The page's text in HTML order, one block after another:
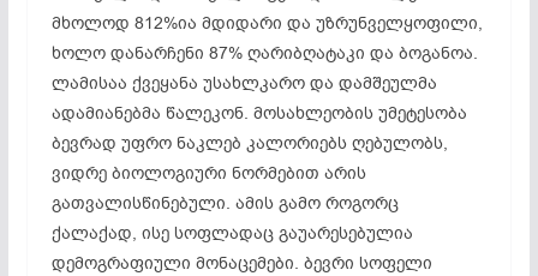
მხოლოდ 812%ია მდიდარი და უზრუნველყოფილი,
ხოლო დანარჩენი 87% ღარიბღატაკი და ბოგანოა.
ლამისაა ქვეყანა უსახლკარო და დამშეულმა
ადამიანებმა წალეკონ. მოსახლეობის უმეტესობა
ბევრად უფრო ნაკლებ კალორიებს ღებულობს,
ვიდრე ბიოლოგიური ნორმებით არის
გათვალისწინებული. ამის გამო როგორც
ქალაქად, ისე სოფლადაც გაუარესებულია
დემოგრაფიული მონაცემები. ბევრი სოფელი